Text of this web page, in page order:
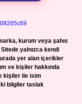
kurum veya şahıs
yalnızca kendi
yer alan içerikler
ve kişiler hakkında
kişiler ile isim
bilgiler taslak